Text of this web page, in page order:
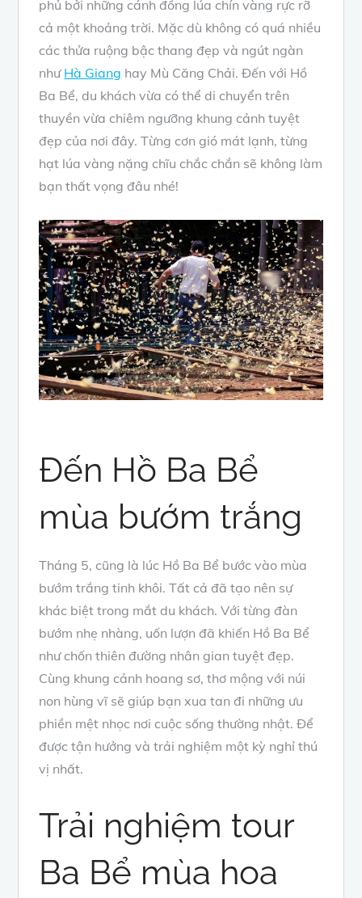
phủ bởi những cánh đồng lúa chín vàng rực rỡ
cả một khoảng trời. Mặc dù không có quá nhiều
các thửa ruộng bậc thang đẹp và ngút ngàn
như Hà Giang hay Mù Căng Chải. Đến với Hồ
Ba Bể, du khách vừa có thể di chuyển trên
thuyền vừa chiêm ngưỡng khung cảnh tuyệt
đẹp của nơi đây. Từng cơn gió mát lạnh, từng
hạt lúa vàng nặng chĩu chắc chắn sẽ không làm
bạn thất vọng đâu nhé!
Đến Hồ Ba Bể
mùa bướm trắng
Tháng 5, cũng là lúc Hồ Ba Bể bước vào mùa
bướm trắng tinh khôi. Tất cả đã tạo nên sự
khác biệt trong mắt du khách. Với từng đàn
bướm nhẹ nhàng, uốn lượn đã khiến Hồ Ba Bể
như chốn thiên đường nhân gian tuyệt đẹp.
Cùng khung cảnh hoang sơ, thơ mộng với núi
non hùng vĩ sẽ giúp bạn xua tan đi những ưu
phiền mệt nhọc nơi cuộc sống thường nhật. Để
được tận hưởng và trải nghiệm một kỳ nghỉ thú
vị nhất.
Trải nghiệm tour
Ba Bể mùa hoa